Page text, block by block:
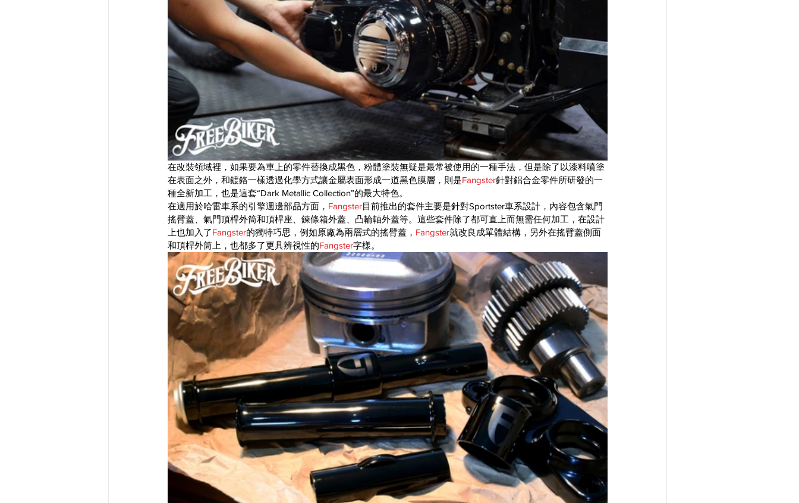
在改裝領域裡，如果要為車上的零件替換成黑色，粉體塗裝無疑是最常被使用的一種手法，但是除了以漆料噴塗
在表面之外，和鍍鉻一樣透過化學方式讓金屬表面形成一道黑色膜層，則是Fangster針對鋁合金零件所研發的一
種全新加工，也是這套“Dark Metallic Collection”的最大特色。
在適用於哈雷車系的引擎週邊部品方面， Fangster目前推出的套件主要是針對Sportster車系設計，內容包含氣門
搖臂蓋、氣門頂桿外筒和頂桿座、鍊條箱外蓋、凸輪軸外蓋等。這些套件除了都可直上而無需任何加工，在設計
上也加入了Fangster的獨特巧思，例如原廠為兩層式的搖臂蓋， Fangster就改良成單體結構，另外在搖臂蓋側面
和頂桿外筒上，也都多了更具辨視性的Fangster字樣。